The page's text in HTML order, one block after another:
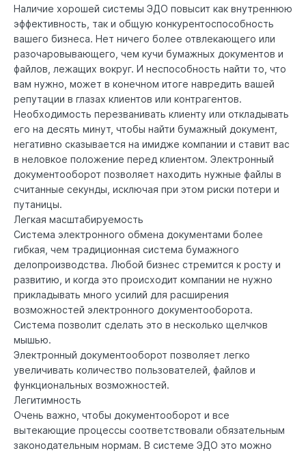
Наличие хорошей системы ЭДО повысит как внутреннюю
эффективность, так и общую конкурентоспособность
вашего бизнеса. Нет ничего более отвлекающего или
разочаровывающего, чем кучи бумажных документов и
файлов, лежащих вокруг. И неспособность найти то, что
вам нужно, может в конечном итоге навредить вашей
репутации в глазах клиентов или контрагентов.
Необходимость перезванивать клиенту или откладывать
его на десять минут, чтобы найти бумажный документ,
негативно сказывается на имидже компании и ставит вас
в неловкое положение перед клиентом. Электронный
документооборот позволяет находить нужные файлы в
считанные секунды, исключая при этом риски потери и
путаницы.
Легкая масштабируемость
Система электронного обмена документами более
гибкая, чем традиционная система бумажного
делопроизводства. Любой бизнес стремится к росту и
развитию, и когда это происходит компании не нужно
прикладывать много усилий для расширения
возможностей электронного документооборота.
Система позволит сделать это в несколько щелчков
мышью.
Электронный документооборот позволяет легко
увеличивать количество пользователей, файлов и
функциональных возможностей.
Легитимность
Очень важно, чтобы документооборот и все
вытекающие процессы соответствовали обязательным
законодательным нормам. В системе ЭДО это можно